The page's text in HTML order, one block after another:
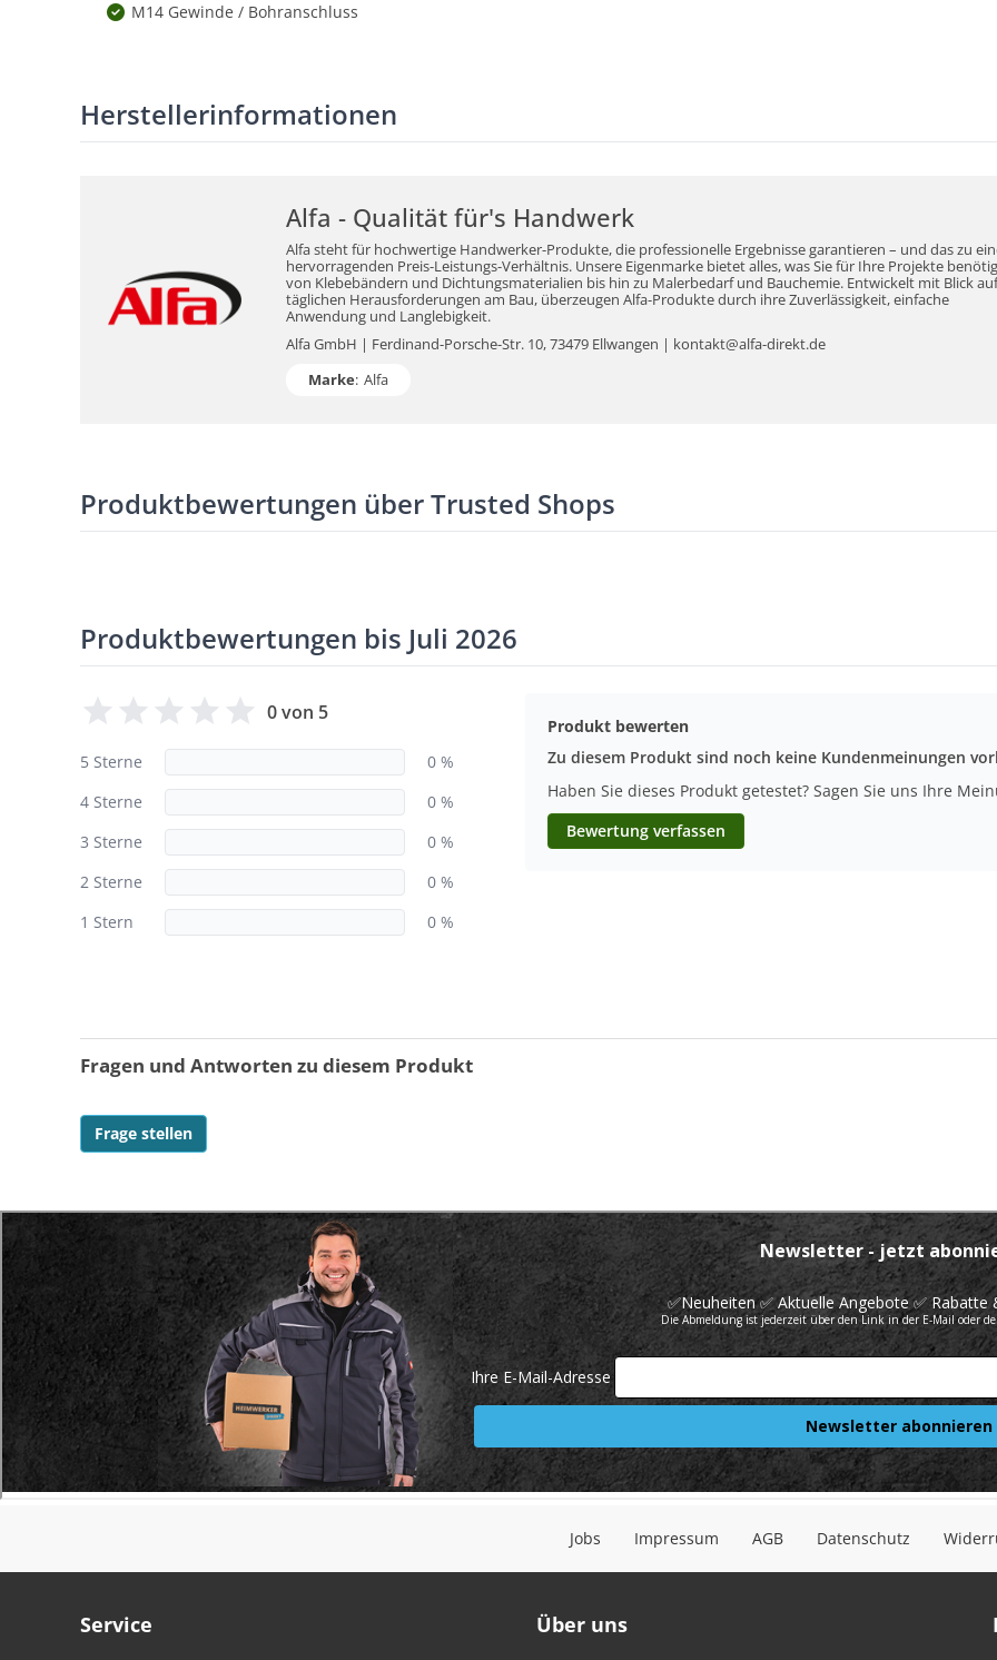
M14 Gewinde / Bohranschluss
Herstellerinformationen
Alfa - Qualität für's Handwerk
Alfa steht für hochwertige Handwerker-Produkte, die professionelle Ergebnisse garantieren – und das zu
hervorragenden Preis-Leistungs-Verhältnis. Unsere Eigenmarke bietet alles, was Sie für Ihre Projekte
von Klebebändern und Dichtungsmaterialien bis hin zu Malerbedarf und Bauchemie. Entwickelt mit Blick
täglichen Herausforderungen am Bau, überzeugen Alfa-Produkte durch ihre Zuverlässigkeit, einfache
Anwendung und Langlebigkeit.
Alfa GmbH | Ferdinand-Porsche-Str. 10, 73479 Ellwangen | kontakt@alfa-direkt.de
Marke: Alfa
Produktbewertungen über Trusted Shops
Produktbewertungen bis Juli 2026
0 von 5
5 Sterne
0 %
4 Sterne
0 %
3 Sterne
0 %
2 Sterne
0 %
1 Stern
0 %
Produkt bewerten
Zu diesem Produkt sind noch keine Kundenmeinungen
Haben Sie dieses Produkt getestet? Sagen Sie uns Ihre
Bewertung verfassen
Fragen und Antworten zu diesem Produkt
Frage stellen
Jobs Impressum AGB Datenschutz
Service Über uns